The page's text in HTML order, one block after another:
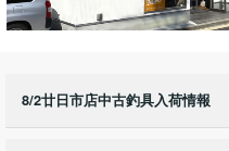
8/2廿日市店中古釣具入荷情報